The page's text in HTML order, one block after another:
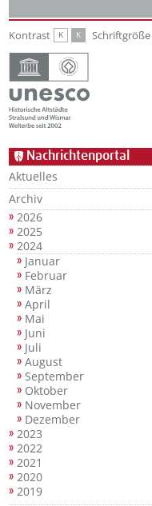
Kontrast K K Schriftgröße
Nachrichtenportal
Aktuelles
Archiv
2026
2025
2024
Januar
Februar
März
April
Mai
Juni
Juli
August
September
Oktober
November
Dezember
2023
2022
2021
2020
2019